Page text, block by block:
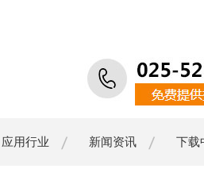
应用行业 新闻资讯 下载